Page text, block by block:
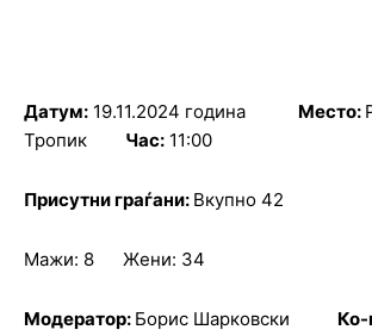
Датум: 19.11.2024 година Место:
Тропик Час: 11:00
Присутни граѓани: Вкупно 42
Мажи: 8 Жени: 34
Модератор: Борис Шарковски Ко-